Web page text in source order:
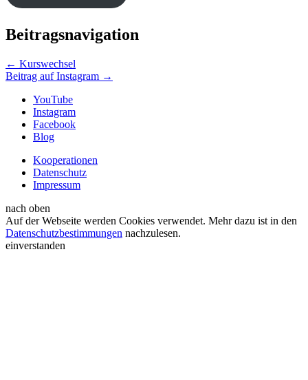
Beitragsnavigation
← Kurswechsel
Beitrag auf Instagram →
YouTube
Instagram
Facebook
Blog
Kooperationen
Datenschutz
Impressum
nach oben
Auf der Webseite werden Cookies verwendet. Mehr dazu ist in den
Datenschutzbestimmungen nachzulesen.
einverstanden